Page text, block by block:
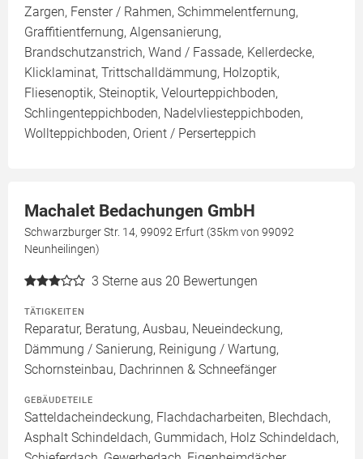
Zargen, Fenster / Rahmen, Schimmelentfernung,
Graffitientfernung, Algensanierung,
Brandschutzanstrich, Wand / Fassade, Kellerdecke,
Klicklaminat, Trittschalldämmung, Holzoptik,
Fliesenoptik, Steinoptik, Velourteppichboden,
Schlingenteppichboden, Nadelvliesteppichboden,
Wollteppichboden, Orient / Perserteppich
Machalet Bedachungen GmbH
Schwarzburger Str. 14, 99092 Erfurt (35km von 99092
Neunheilingen)
3 Sterne aus 20 Bewertungen
TÄTIGKEITEN
Reparatur, Beratung, Ausbau, Neueindeckung,
Dämmung / Sanierung, Reinigung / Wartung,
Schornsteinbau, Dachrinnen & Schneefänger
GEBÄUDETEILE
Satteldacheindeckung, Flachdacharbeiten, Blechdach,
Asphalt Schindeldach, Gummidach, Holz Schindeldach,